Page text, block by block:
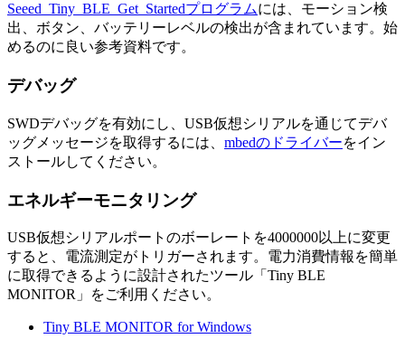
Seeed_Tiny_BLE_Get_Startedプログラムには、モーション検
出、ボタン、バッテリーレベルの検出が含まれています。始
めるのに良い参考資料です。
デバッグ
SWDデバッグを有効にし、USB仮想シリアルを通じてデバ
ッグメッセージを取得するには、 mbedのドライバーをイン
ストールしてください。
エネルギーモニタリング
USB仮想シリアルポートのボーレートを4000000以上に変更
すると、電流測定がトリガーされます。電力消費情報を簡単
に取得できるように設計されたツール「Tiny BLE
MONITOR」をご利用ください。
Tiny BLE MONITOR for Windows